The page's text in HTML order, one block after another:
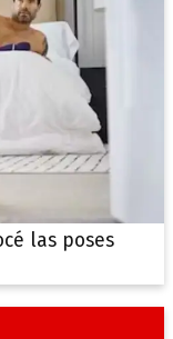
las poses